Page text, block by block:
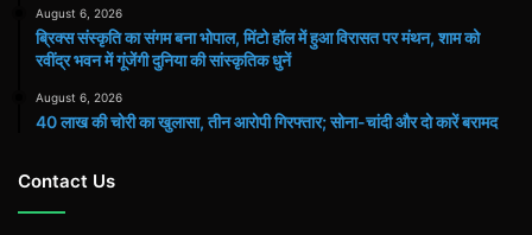
August 6, 2026
ब्रिक्स संस्कृति का संगम बना भोपाल, मिंटो हॉल में हुआ विरासत पर मंथन, शाम को
रवींद्र भवन में गूंजेंगी दुनिया की सांस्कृतिक धुनें
August 6, 2026
40 लाख की चोरी का खुलासा, तीन आरोपी गिरफ्तार; सोना-चांदी और दो कारें बरामद
Contact Us